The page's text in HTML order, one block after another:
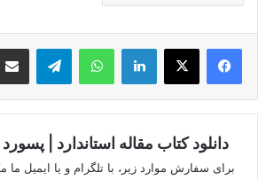
لینکدین واتس آپ تلگرام
دانلود کتاب مقاله استاندارد |
برای سفارش موارد زیر، با تلگرام و یا ایمیل ما